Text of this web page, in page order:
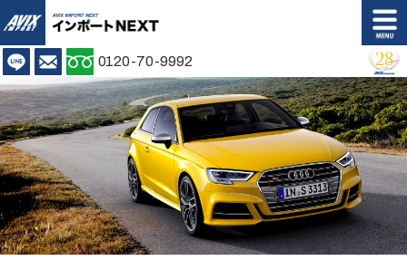
AVIX IMPORT
LINE お問い合わせ0120-70-9992
Shop info.
店舗案内
Access
アクセス
在庫情報
Customer's Voice
お客様の声
Back Order
バックオーダー 購入プラン